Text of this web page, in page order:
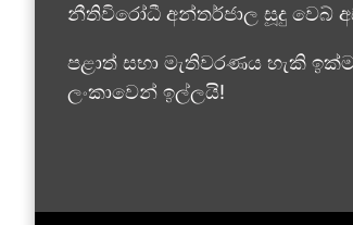
නීතිවිරෝධී අන්තර්ජාල සූදු වෙබ්
පළාත් සභා මැතිවරණය හැකි
ලංකාවෙන් ඉල්ලයි!